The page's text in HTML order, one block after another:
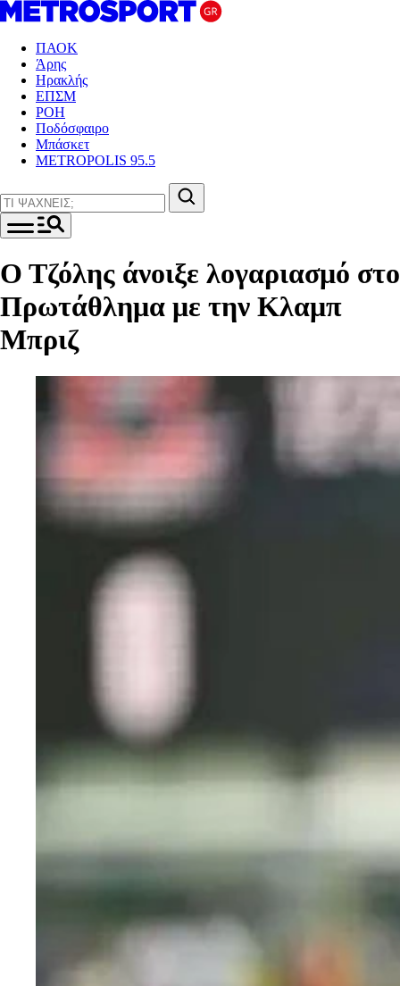
ΠΑΟΚ
Άρης
Ηρακλής
ΕΠΣΜ
ΡΟΗ
Ποδόσφαιρο
Μπάσκετ
METROPOLIS 95.5
Ο Τζόλης άνοιξε λογαριασμό στο
Πρωτάθλημα με την Κλαμπ
Μπριζ